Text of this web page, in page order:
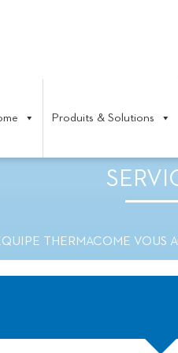
Produits & Solutions
THERMACOME VOUS